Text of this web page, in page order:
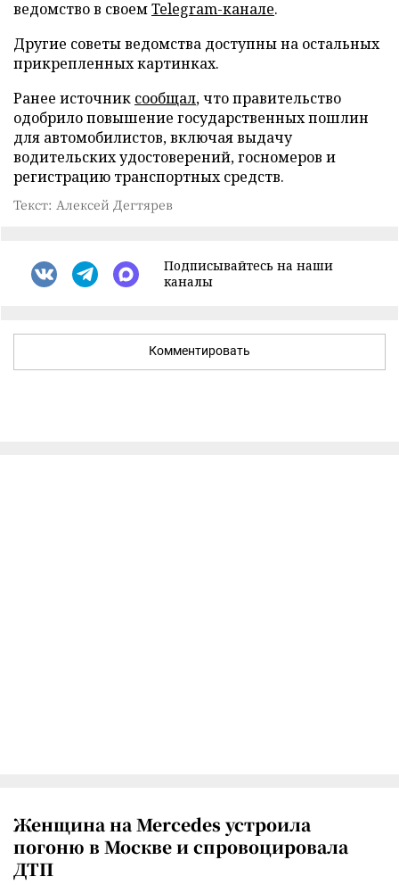
ведомство в своемTelegram-канале.
Другие советы ведомства доступны на остальных
прикрепленных картинках.
Ранее источник сообщал, что правительство
одобрило повышение государственных пошлин
для автомобилистов, включая выдачу
водительских удостоверений, госномеров и
регистрацию транспортных средств.
Текст: Алексей Дегтярев
Подписывайтесь на наши
каналы
Комментировать
Женщина на Mercedes устроила
погоню в Москве и спровоцировала
ДТП